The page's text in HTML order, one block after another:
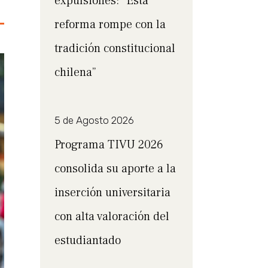
reforma rompe con la
tradición constitucional
chilena”
5 de Agosto 2026
Programa TIVU 2026
consolida su aporte a la
inserción universitaria
con alta valoración del
estudiantado